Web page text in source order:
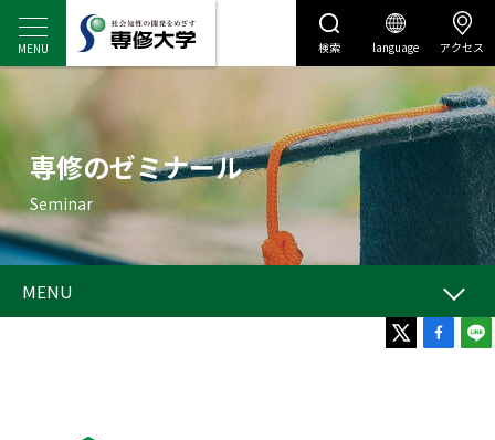
検索 language アクセス
センディナビ センディナビTOP
MENU